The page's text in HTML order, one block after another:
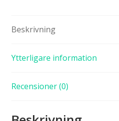
Beskrivning
Ytterligare information
Recensioner (0)